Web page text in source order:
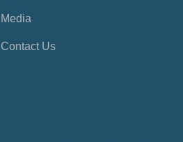
Media
Contact Us